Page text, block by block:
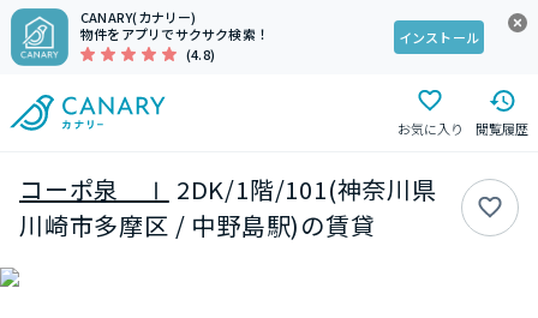
CANARY(カナリー)
物件をアプリでサクサク検索！
(4.8)
インストール
お気に入り 閲覧履歴
コーポ泉 Ⅰ 2DK/1階/101(神奈川県
川崎市多摩区 / 中野島駅)の賃貸